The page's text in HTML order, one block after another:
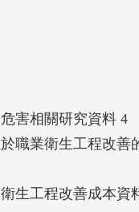
製程參數設定之
AI程式未來改進
一，例如透過加
案可行性及合理
害相關研究資料 4
職業衛生工程改善
生工程改善成本資